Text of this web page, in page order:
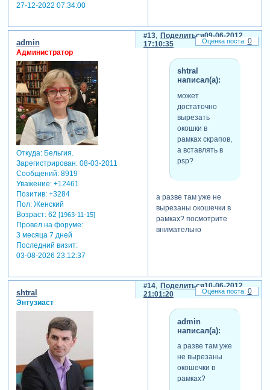
27-12-2022 07:34:00
Поделиться
13
09-06-2012
17:10:35
admin
Администратор
Откуда:Бельгия.
Зарегистрирован: 08-03-2011
Сообщений:8919
Уважение: +12461
Позитив: +3284
Пол:Женский
Возраст:62 [1963-11-15]
Провел на форуме:
3 месяца 7 дней
Последний визит:
03-08-2026 23:12:37
shtral
написал(а):
может
достаточно
вырезать
окошки в
рамках скрапов,
а вставлять в
psp?
а разве там уже не
вырезаны окошечки в
рамках? посмотрите
внимательно
0
Поделиться
14
10-06-2012
21:01:20
shtral
Энтузиаст
admin
написал(а):
а разве там уже
не вырезаны
окошечки в
рамках?
0